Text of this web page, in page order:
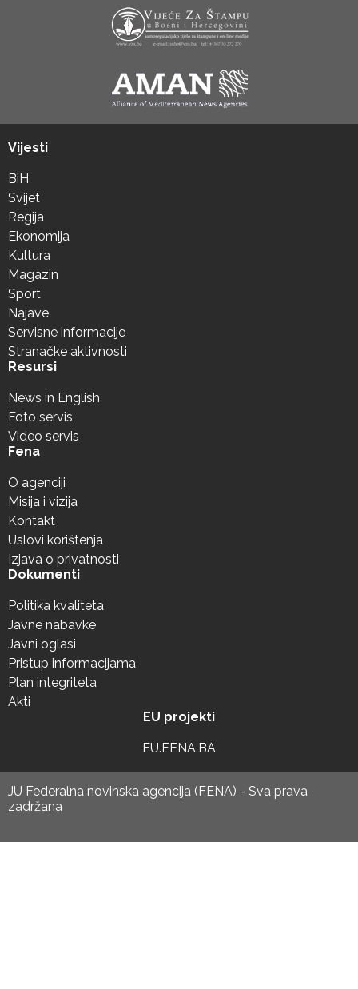
Vijesti
BiH
Svijet
Regija
Ekonomija
Kultura
Magazin
Sport
Najave
Servisne informacije
Stranačke aktivnosti
Resursi
News in English
Foto servis
Video servis
Fena
O agenciji
Misija i vizija
Kontakt
Uslovi korištenja
Izjava o privatnosti
Dokumenti
Politika kvaliteta
Javne nabavke
Javni oglasi
Pristup informacijama
Plan integriteta
Akti
EU projekti
EU.FENA.BA
JU Federalna novinska agencija (FENA) - Sva prava
zadržana